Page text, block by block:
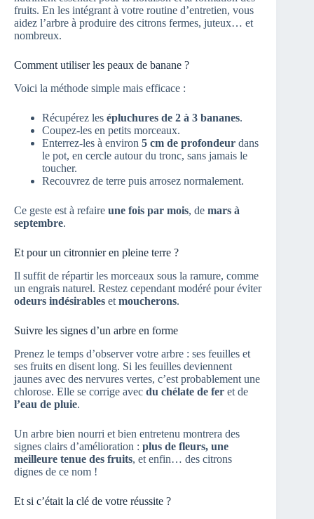
fruits. En les intégrant à votre routine d’entretien, vous
aidez l’arbre à produire des citrons fermes, juteux… et
nombreux.
Comment utiliser les peaux de banane ?
Voici la méthode simple mais efficace :
Récupérez les épluchures de 2 à 3 bananes.
Coupez-les en petits morceaux.
Enterrez-les à environ 5 cm de profondeur dans
le pot, en cercle autour du tronc, sans jamais le
toucher.
Recouvrez de terre puis arrosez normalement.
Ce geste est à refaire une fois par mois, de mars à
septembre.
Et pour un citronnier en pleine terre ?
Il suffit de répartir les morceaux sous la ramure, comme
un engrais naturel. Restez cependant modéré pour éviter
odeurs indésirables et moucherons.
Suivre les signes d’un arbre en forme
Prenez le temps d’observer votre arbre : ses feuilles et
ses fruits en disent long. Si les feuilles deviennent
jaunes avec des nervures vertes, c’est probablement une
chlorose. Elle se corrige avec du chélate de fer et de
l’eau de pluie.
Un arbre bien nourri et bien entretenu montrera des
signes clairs d’amélioration : plus de fleurs, une
meilleure tenue des fruits, et enfin… des citrons
dignes de ce nom !
Et si c’était la clé de votre réussite ?